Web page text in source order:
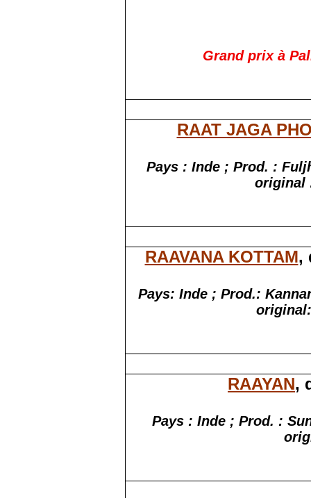
Grand prix à
RAAT JAGA
Pays : Inde ; Prod. :
original
RAAVANA KOTTAM,
Pays: Inde ; Prod.:
original:
RAAYAN,
Pays : Inde ; Prod. :